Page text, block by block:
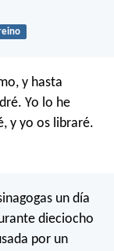
y hasta
Yo lo he
y yo os libraré.
un día
dieciocho
por un